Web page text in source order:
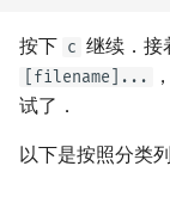
按下 c 继续．接
[filename]...
试了．
以下是按照分类